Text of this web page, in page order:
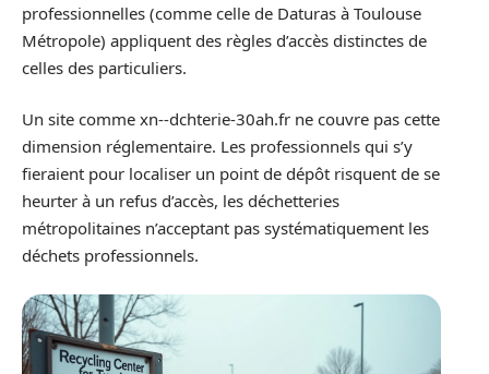
professionnelles (comme celle de Daturas à Toulouse
Métropole) appliquent des règles d’accès distinctes de
celles des particuliers.
Un site comme xn--dchterie-30ah.fr ne couvre pas cette
dimension réglementaire. Les professionnels qui s’y
fieraient pour localiser un point de dépôt risquent de se
heurter à un refus d’accès, les déchetteries
métropolitaines n’acceptant pas systématiquement les
déchets professionnels.